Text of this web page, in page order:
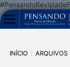
INÍCIO / ARQUIVOS